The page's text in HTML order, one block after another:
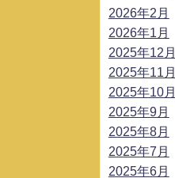
2026年2月
2026年1月
2025年12月
2025年11月
2025年10月
2025年9月
2025年8月
2025年7月
2025年6月